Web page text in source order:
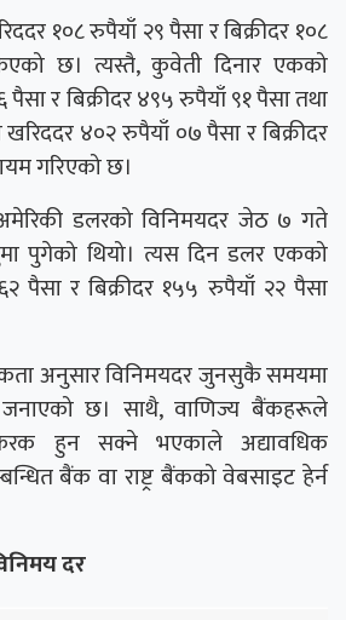
१०८ रुपैयाँ २९ पैसा र बिक्रीदर १०८
छ। त्यस्तै, कुवेती दिनार एकको
र बिक्रीदर ४९५ रुपैयाँ ९१ पैसा तथा
४०२ रुपैयाँ ०७ पैसा र बिक्रीदर
गरिएको छ।
डलरको विनिमयदर जेठ ७ गते
पुगेको थियो। त्यस दिन डलर एकको
पैसा र बिक्रीदर १५५ रुपैयाँ २२ पैसा
अनुसार विनिमयदर जुनसुकै समयमा
छ। साथै, वाणिज्य बैंकहरूले
हुन सक्ने भएकाले अद्यावधिक
बैंक वा राष्ट्र बैंकको वेबसाइट हेर्न
दर